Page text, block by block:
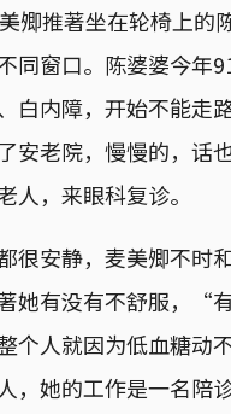
𡖖推著坐在轮椅上的
同窗口。陈婆婆今年
白内障，开始不能走
安老院，慢慢的，话
人，来眼科复诊。
很安静，麦美𡖖不时
她有没有不舒服，“
个人就因为低血糖动
，她的工作是一名陪